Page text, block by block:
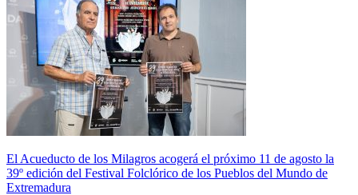
El Acueducto de los Milagros acogerá el próximo 11 de agosto la
39º edición del Festival Folclórico de los Pueblos del Mundo de
Extremadura